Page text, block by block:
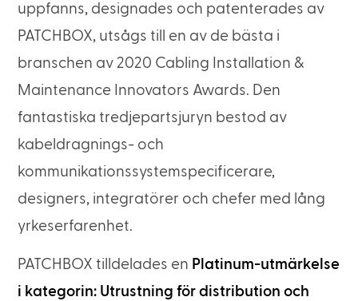
uppfanns, designades och patenterades av
PATCHBOX, utsågs till en av de bästa i
branschen av 2020 Cabling Installation &
Maintenance Innovators Awards. Den
fantastiska tredjepartsjuryn bestod av
kabeldragnings- och
kommunikationssystemspecificerare,
designers, integratörer och chefer med lång
yrkeserfarenhet.
PATCHBOX tilldelades en Platinum-utmärkelse
i kategorin: Utrustning för distribution och